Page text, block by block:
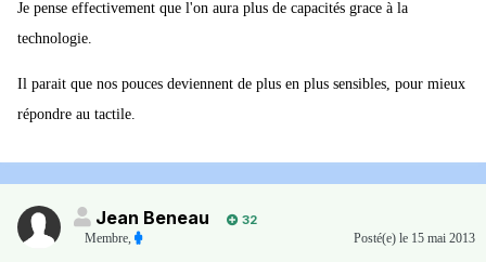
Je pense effectivement que l'on aura plus de capacités grace à la
technologie.
Il parait que nos pouces deviennent de plus en plus sensibles, pour mieux
répondre au tactile.
Jean Beneau
32
Membre, Posté(e) le 15 mai 2013